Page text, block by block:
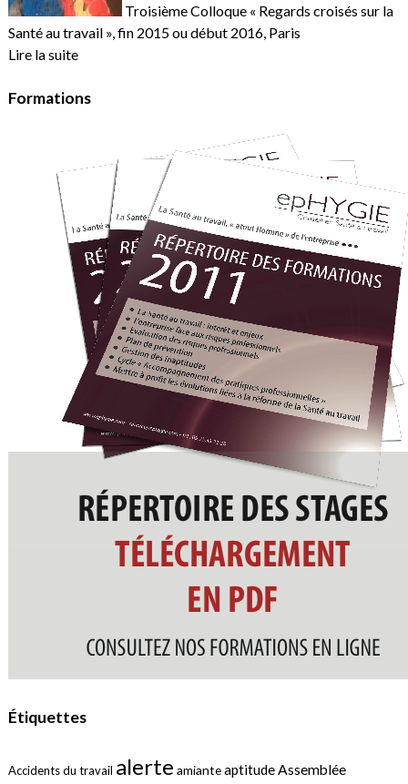
Troisième Colloque « Regards croisés sur la
Santé au travail », fin 2015 ou début 2016, Paris
Lire la suite
Formations
Étiquettes
Accidents du travail alerte amianteaptitudeAssemblée